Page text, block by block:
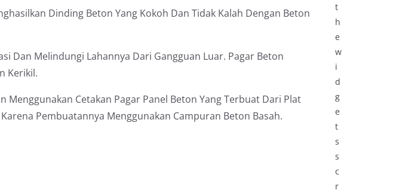
Dinding Beton Yang Kokoh Dan Tidak Kalah Dengan Beton
Dan Melindungi Lahannya Dari Gangguan Luar. Pagar Beton
Kerikil.
Cetakan Pagar Panel Beton Yang Terbuat Dari Plat
Karena Pembuatannya Menggunakan Campuran Beton Basah.
t
h
e
w
i
d
g
e
t
s
s
c
r